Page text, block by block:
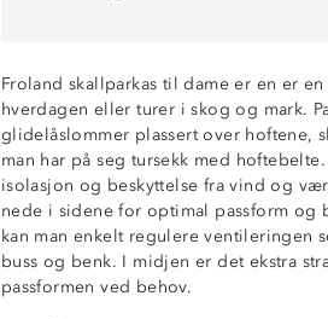
Froland skallparkas til dame er en er
hverdagen eller turer i skog og mark.
glidelåslommer plassert over hoftene,
man har på seg tursekk med
isolasjon og beskyttelse fra vind og
nede i sidene for optimal passform og
kan man enkelt regulere ventileringen
buss og benk. I midjen er det ekstra
passformen ved behov.
Vanntett (8 000 mm vannsøyle)
Fukttransporterende (6 000 g/m2/
ProreTex®-membran
Vindtett
Toveisglidelås i front
Vannavstøtende glidelåser
Meshfôr
2-lags skall
To glidelåslommer tilpasset